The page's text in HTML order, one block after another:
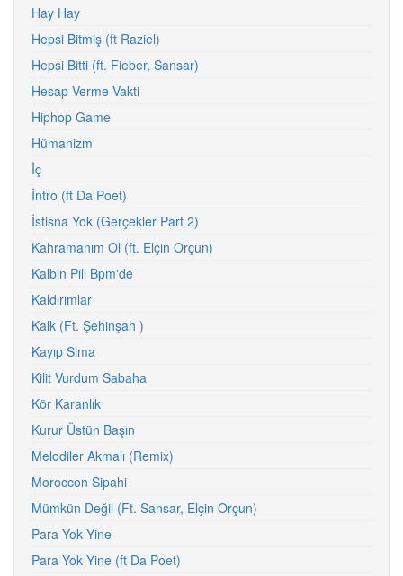
Hay Hay
Hepsi Bitmiş (ft Raziel)
Hepsi Bitti (ft. Fieber, Sansar)
Hesap Verme Vakti
Hiphop Game
Hümanizm
İç
İntro (ft Da Poet)
İstisna Yok (Gerçekler Part 2)
Kahramanım Ol (ft. Elçin Orçun)
Kalbin Pili Bpm'de
Kaldırımlar
Kalk (Ft. Şehinşah )
Kayıp Sima
Kilit Vurdum Sabaha
Kör Karanlık
Kurur Üstün Başın
Melodiler Akmalı (Remix)
Moroccon Sipahi
Mümkün Değil (Ft. Sansar, Elçin Orçun)
Para Yok Yine
Para Yok Yine (ft Da Poet)